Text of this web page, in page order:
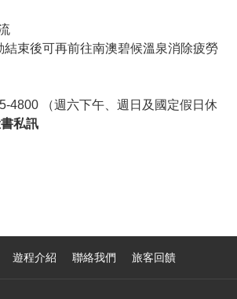
結束後可再前往南澳碧候溫泉消除疲勞
4800 （週六下午、週日及國定假日休
私訊
遊程介紹 聯絡我們 旅客回饋